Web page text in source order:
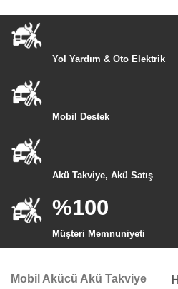
Yol Yardım & Oto Elektrik
Mobil Destek
Akü Takviye, Akü Satış
%100
Müşteri Memnuniyeti
Mobil Akücü Akü Takviye